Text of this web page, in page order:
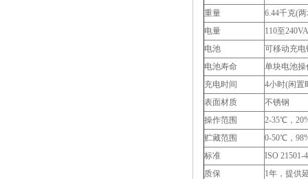
重量
6.44千克(
电量
110至
电池
可移动充
电池寿命
单块电池
充电时间
4小时(闲置
表面材质
不锈钢
操作范围
2-35℃，
贮藏范围
0-50℃，
标准
ISO 21501-
质保
1年，提供